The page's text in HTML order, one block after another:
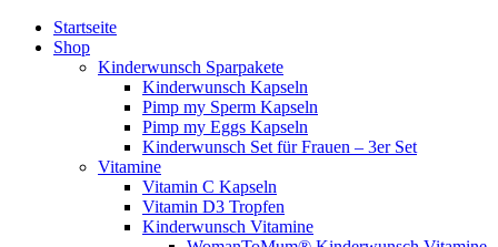
Startseite
Shop
Kinderwunsch Sparpakete
Kinderwunsch Kapseln
Pimp my Sperm Kapseln
Pimp my Eggs Kapseln
Kinderwunsch Set für Frauen – 3er Set
Vitamine
Vitamin C Kapseln
Vitamin D3 Tropfen
Kinderwunsch Vitamine